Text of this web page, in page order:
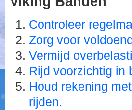
Controleer
Zorg voor
Vermijd
Rijd voorzichtig in
Houd rekening
rijden.